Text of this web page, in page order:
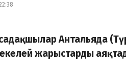
садақшылар Антальяда
жарыстарды